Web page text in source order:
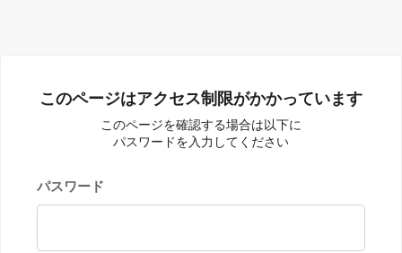
このページはアクセス制限がかかっています
このページを確認する場合は以下に
パスワードを入力してください
パスワード